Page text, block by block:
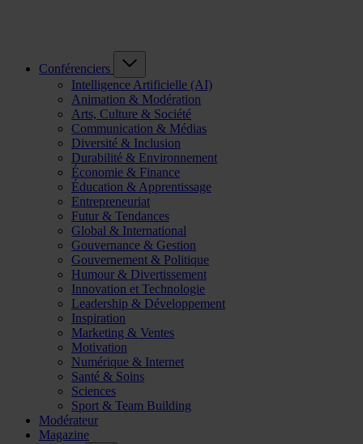
Conférenciers
Intelligence Artificielle (AI)
Animation & Modération
Arts, Culture & Société
Communication & Médias
Diversité & Inclusion
Durabilité & Environnement
Économie & Finance
Éducation & Apprentissage
Entrepreneuriat
Futur & Tendances
Global & International
Gouvernance & Gestion
Gouvernement & Politique
Humour & Divertissement
Innovation et Technologie
Leadership & Développement
Inspiration
Marketing & Ventes
Motivation
Numérique & Internet
Santé & Soins
Sciences
Sport & Team Building
Modérateur
Magazine